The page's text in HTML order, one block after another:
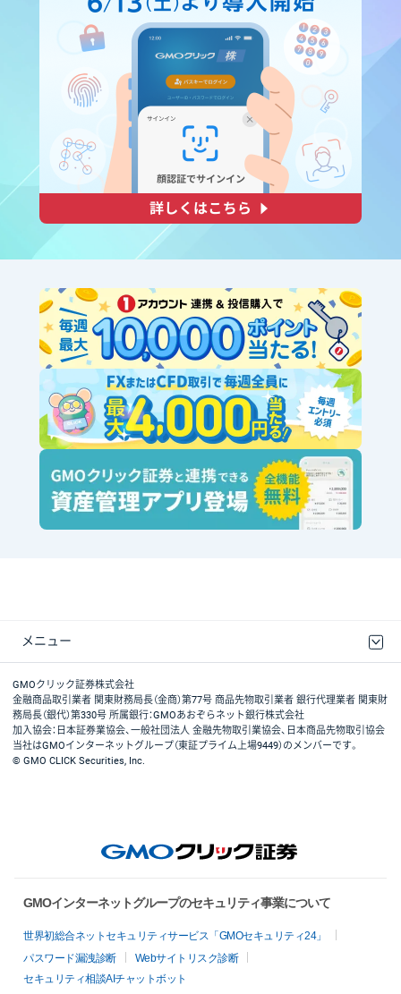
メニュー
取引規程・約款
最良執行方針
ディスクレイマー
リスク説明
GMOクリック証券ホームページ
GMOクリック証券株式会社
金融商品取引業者 関東財務局長（金商）第77号 商品先物取引業者 銀行代理業者 関東財
務局長（銀代）第330号 所属銀行：GMOあおぞらネット銀行株式会社
加入協会：日本証券業協会、一般社団法人 金融先物取引業協会、日本商品先物取引協会
当社はGMOインターネットグループ（東証プライム上場9449）のメンバーです。
© GMO CLICK Securities, Inc.
GMOインターネットグループのセキュリティ事業について
世界初総合ネットセキュリティサービス「GMOセキュリティ24」
パスワード漏洩診断
Webサイトリスク診断
セキュリティ相談AIチャットボット